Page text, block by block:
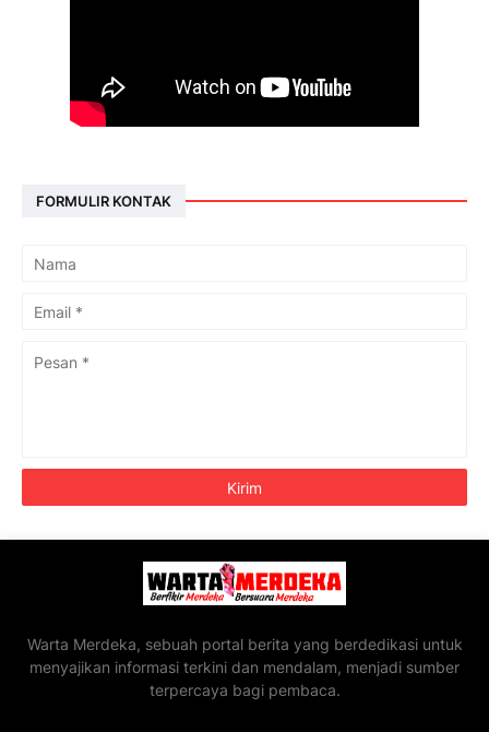
FORMULIR KONTAK
Warta Merdeka, sebuah portal berita yang berdedikasi untuk
menyajikan informasi terkini dan mendalam, menjadi sumber
terpercaya bagi pembaca.